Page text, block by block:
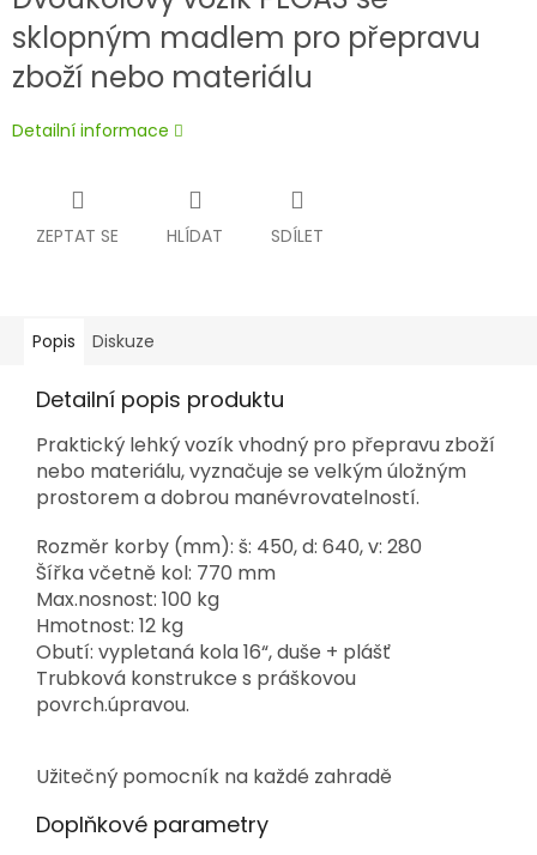
sklopným madlem pro přepravu
zboží nebo materiálu
Detailní informace
ZEPTAT SE HLÍDAT SDÍLET
Popis Diskuze
Detailní popis produktu
Praktický lehký vozík vhodný pro přepravu zboží
nebo materiálu, vyznačuje se velkým úložným
prostorem a dobrou manévrovatelností.
Rozměr korby (mm): š: 450, d: 640, v: 280
Šířka včetně kol: 770 mm
Max.nosnost: 100 kg
Hmotnost: 12 kg
Obutí: vypletaná kola 16“, duše + plášť
Trubková konstrukce s práškovou
povrch.úpravou.
Užitečný pomocník na každé zahradě
Doplňkové parametry